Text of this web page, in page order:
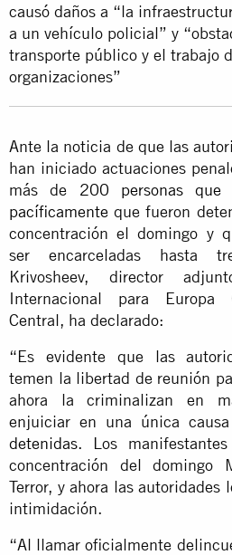
causó daños a “la
a un vehículo policial” y
transporte público y el trabajo
organizaciones”
Ante la noticia de que las
han iniciado actuaciones
más de 200 personas que
pacíficamente que fueron
concentración el domingo y
ser encarceladas hasta
Krivosheev, director
Internacional para
Central, ha declarado:
“Es evidente que las
temen la libertad de reunión
ahora la criminalizan en
enjuiciar en una única
detenidas. Los
concentración del domingo
Terror, y ahora las autoridades
intimidación.
“Al llamar oficialmente